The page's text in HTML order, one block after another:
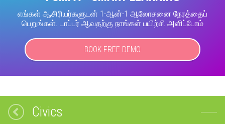
எங்கள் ஆசிரியர்களுடன் 1-ஆன்-1 ஆலோசனை நேரத்தைப்
பெறுங்கள். டாப்பர் ஆவதற்கு நாங்கள் பயிற்சி அளிப்போம்
BOOK FREE DEMO
Civics